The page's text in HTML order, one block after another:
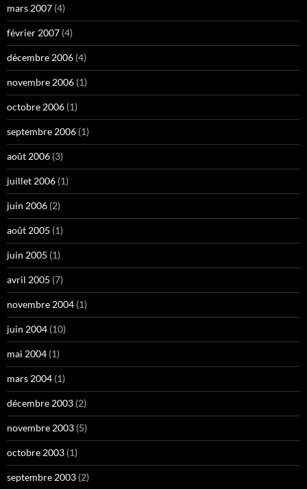
mars 2007 (4)
février 2007 (4)
décembre 2006 (4)
novembre 2006 (1)
octobre 2006 (1)
septembre 2006 (1)
août 2006 (3)
juillet 2006 (1)
juin 2006 (2)
août 2005 (1)
juin 2005 (1)
avril 2005 (7)
novembre 2004 (1)
juin 2004 (10)
mai 2004 (1)
mars 2004 (1)
décembre 2003 (2)
novembre 2003 (5)
octobre 2003 (1)
septembre 2003 (2)